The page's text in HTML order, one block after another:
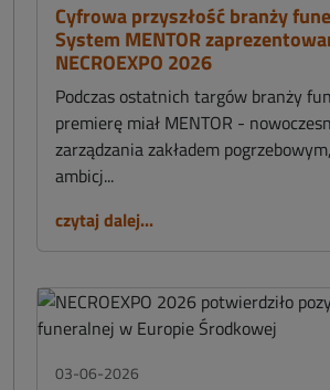
Cyfrowa przyszłość branży
System MENTOR
NECROEXPO 2026
Podczas ostatnich targów branży
premierę miał MENTOR -
zarządzania zakładem
ambicj...
czytaj dalej...
03-06-2026